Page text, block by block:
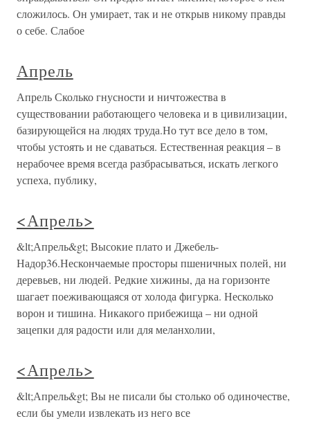
сложилось. Он умирает, так и не открыв никому правды
о себе. Слабое
Апрель
Апрель Сколько гнусности и ничтожества в
существовании работающего человека и в цивилизации,
базирующейся на людях труда.Но тут все дело в том,
чтобы устоять и не сдаваться. Естественная реакция – в
нерабочее время всегда разбрасываться, искать легкого
успеха, публику,
<Апрель>
&lt;Апрель&gt; Высокие плато и Джебель-
Надор36.Нескончаемые просторы пшеничных полей, ни
деревьев, ни людей. Редкие хижины, да на горизонте
шагает поеживающаяся от холода фигурка. Несколько
ворон и тишина. Никакого прибежища – ни одной
зацепки для радости или для меланхолии,
<Апрель>
&lt;Апрель&gt; Вы не писали бы столько об одиночестве,
если бы умели извлекать из него все